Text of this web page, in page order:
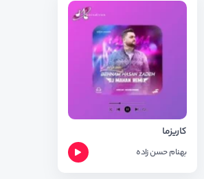
کاریزما
بهنام حسن زاده